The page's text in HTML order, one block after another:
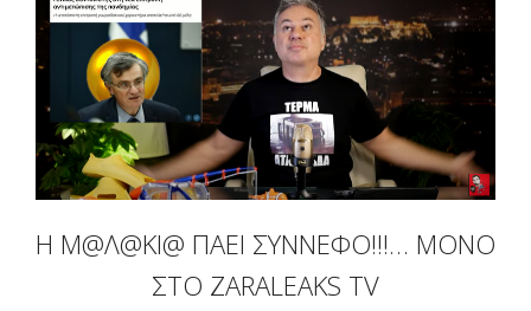
Η Μ@Λ@ΚΊ@ ΠΆΕΙ ΣΎΝΝΕΦΟ!!!… ΜΌΝΟ
ΣΤΟ ZARALEAKS TV